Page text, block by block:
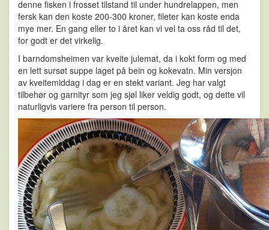
denne fisken i frosset tilstand til under hundrelappen, men
fersk kan den koste 200-300 kroner, fileter kan koste enda
mye mer. En gang eller to i året kan vi vel ta oss råd til det,
for godt er det virkelig.
I barndomsheimen var kveite julemat, da i kokt form og med
en lett sursøt suppe laget på bein og kokevatn. Min versjon
av kveitemiddag i dag er en stekt variant. Jeg har valgt
tilbehør og garnityr som jeg sjøl liker veldig godt, og dette vil
naturligvis variere fra person til person.